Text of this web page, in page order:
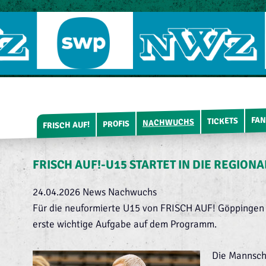
FRISCH AUF! PROFIS NACHWUCHS TICKETS
FRISCH AUF!-U15 STARTET IN DIE
24.04.2026 News Nachwuchs
Für die neuformierte U15 von FRISCH AUF!
erste wichtige Aufgabe auf dem Programm.
Die